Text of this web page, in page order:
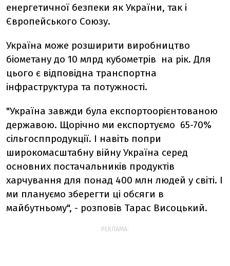
енергетичної безпеки як України, так і
Європейського Союзу.
Україна може розширити виробництво
біометану до 10 млрд кубометрів на рік. Для
цього є відповідна транспортна
інфраструктура та потужності.
"Україна завжди була експортоорієнтованою
державою. Щорічно ми експортуємо 65-70%
сільгосппродукції. І навіть попри
широкомасштабну війну Україна серед
основних постачальників продуктів
харчування для понад 400 млн людей у світі. І
ми плануємо зберегти ці обсяги в
майбутньому", - розповів Тарас Висоцький.
РЕКЛАМА: